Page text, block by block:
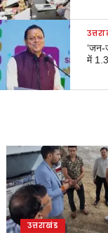
‘जन-
में
उत्तराखंड